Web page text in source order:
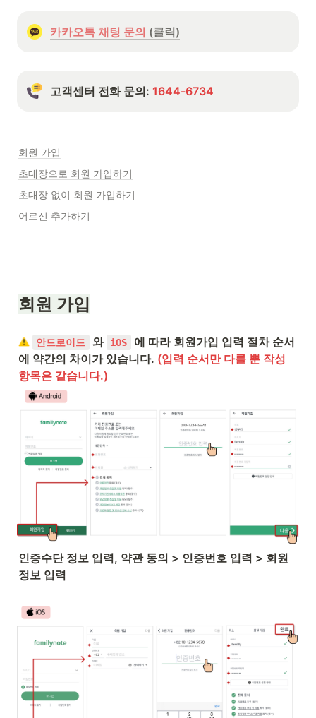
카카오톡 채팅 문의 (클릭)
고객센터 전화 문의: 1644-6734
회원 가입
초대장으로 회원 가입하기
초대장 없이 회원 가입하기
어르신 추가하기
회원 가입
안드로이드 와 iOS
에 따라 회원가입 입력 절차 순서
에 약간의 차이가 있습니다. (입력 순서만 다를 뿐 작성
항목은 같습니다.)
인증수단 정보 입력, 약관 동의 > 인증번호 입력 > 회원
정보 입력